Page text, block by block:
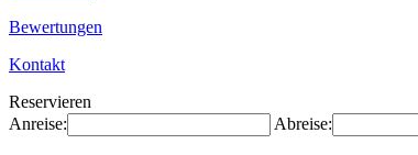
Bewertungen
Kontakt
Reservieren
Anreise:
Abreise: